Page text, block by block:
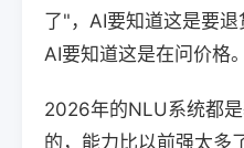
了"，AI要知道这是要退
AI要知道这是在问价格。
2026年的NLU系统都是
的，能力比以前强太多